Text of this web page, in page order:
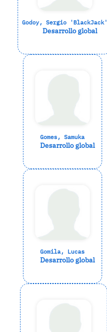
Godoy, Sergio 'BlackJack'
Desarrollo global
Gomes, Samuka
Desarrollo global
Gomila, Lucas
Desarrollo global